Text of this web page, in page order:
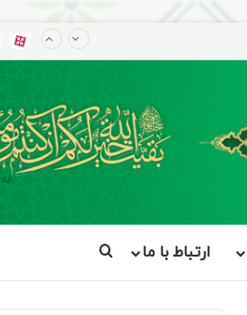
ارتباط با ما جستجو برای